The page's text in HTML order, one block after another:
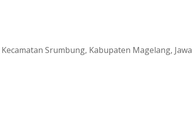
Srumbung, Kabupaten Magelang, Jawa